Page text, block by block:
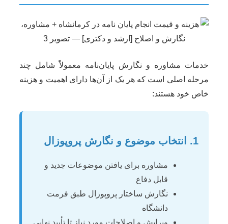
خدمات مشاوره و نگارش پایان‌نامه معمولاً شامل چند
مرحله اصلی است که هر یک از آن‌ها دارای اهمیت و هزینه
خاص خود هستند:
1. انتخاب موضوع و نگارش پروپوزال
مشاوره برای یافتن موضوعات جدید و
قابل دفاع
نگارش ساختار پروپوزال طبق فرمت
دانشگاه